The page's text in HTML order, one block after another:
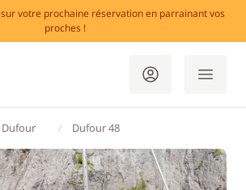
sur votre prochaine réservation en parrainant vos
proches !
Dufour Dufour 48